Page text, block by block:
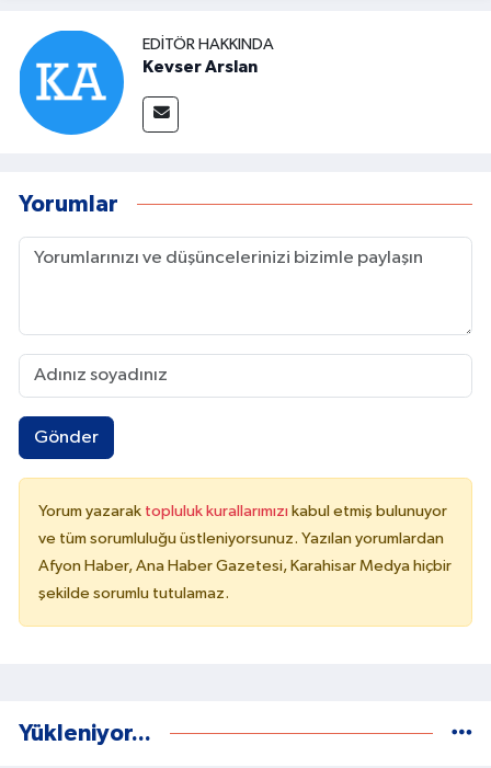
EDITÖR HAKKINDA
Kevser Arslan
Yorumlar
Gönder
Yorum yazarak topluluk kurallarımızı kabul etmiş bulunuyor
ve tüm sorumluluğu üstleniyorsunuz. Yazılan yorumlardan
Afyon Haber, Ana Haber Gazetesi, Karahisar Medya hiçbir
şekilde sorumlu tutulamaz.
Yükleniyor...